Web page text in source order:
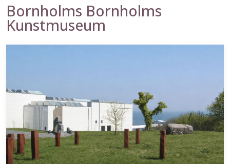
Bornholms Bornholms
Kunstmuseum